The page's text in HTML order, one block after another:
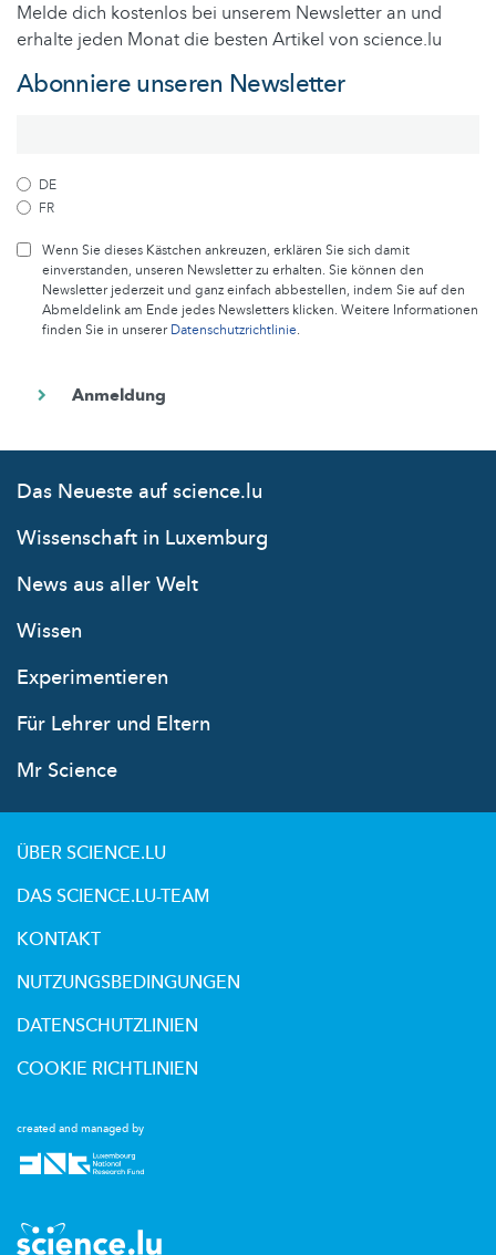
Melde dich kostenlos bei unserem Newsletter an und
erhalte jeden Monat die besten Artikel von science.lu
Abonniere unseren Newsletter
DE
FR
Wenn Sie dieses Kästchen ankreuzen, erklären Sie sich damit
einverstanden, unseren Newsletter zu erhalten. Sie können den
Newsletter jederzeit und ganz einfach abbestellen, indem Sie auf den
Abmeldelink am Ende jedes Newsletters klicken. Weitere Informationen
finden Sie in unsererDatenschutzrichtlinie.
Das Neueste auf science.lu
Wissenschaft in Luxemburg
News aus aller Welt
Wissen
Experimentieren
Für Lehrer und Eltern
Mr Science
created and managed by
ÜBER SCIENCE.LU
DAS SCIENCE.LU-TEAM
KONTAKT
NUTZUNGSBEDINGUNGEN
DATENSCHUTZLINIEN
COOKIE RICHTLINIEN